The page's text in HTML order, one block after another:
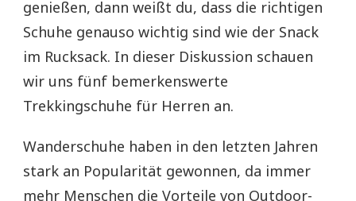
genießen, dann weißt du, dass die richtigen
Schuhe genauso wichtig sind wie der Snack
im Rucksack. In dieser Diskussion schauen
wir uns fünf bemerkenswerte
Trekkingschuhe für Herren an.
Wanderschuhe haben in den letzten Jahren
stark an Popularität gewonnen, da immer
mehr Menschen die Vorteile von Outdoor-